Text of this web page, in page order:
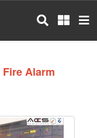
Fire Alarm